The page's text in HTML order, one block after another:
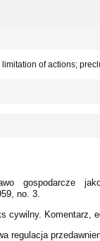
of actions;
gospodarcze
no. 3.
cywilny. Komentarz,
regulacja